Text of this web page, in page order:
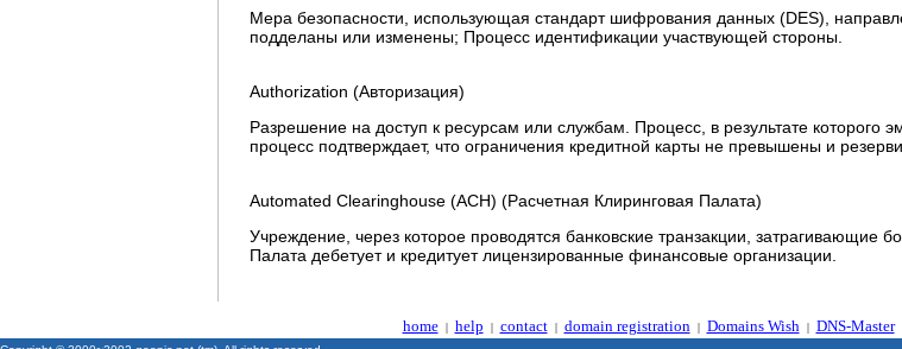
Мера безопасности, использующая стандарт шифрования данных (DES),
подделаны или изменены; Процесс идентификации участвующей стороны.
Authorization (Авторизация)
Разрешение на доступ к ресурсам или службам. Процесс, в результате которого
процесс подтверждает, что ограничения кредитной карты не превышены и
Automated Clearinghouse (ACH) (Расчетная Клиринговая Палата)
Учреждение, через которое проводятся банковские транзакции, затрагивающие
Палата дебетует и кредитует лицензированные финансовые организации.
home| help | contact| domain registration | Domains Wish | DNS-Master